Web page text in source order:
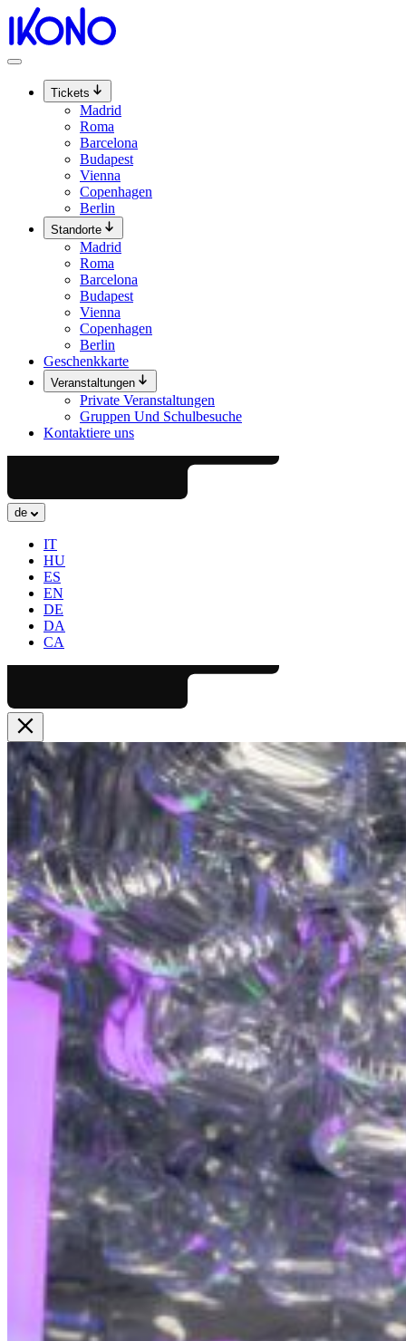
Zum
Inhalt
springen
Tickets
Madrid
Roma
Barcelona
Budapest
Vienna
Copenhagen
Berlin
Standorte
Madrid
Roma
Barcelona
Budapest
Vienna
Copenhagen
Berlin
Geschenkkarte
Veranstaltungen
Private Veranstaltungen
Gruppen Und Schulbesuche
Kontaktiere uns
de
IT
HU
ES
EN
DE
DA
CA